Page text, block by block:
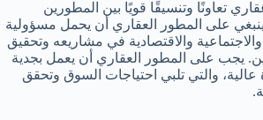
تعاونًا وتنسيقًا قويًا بين المطورين
ينبغي على المطور العقاري أن يحمل مسؤولية
والاجتماعية والاقتصادية في مشاريعه وتحقيق
يجب على المطور العقاري أن يعمل بجدية
عالية، والتي تلبي احتياجات السوق وتحقق